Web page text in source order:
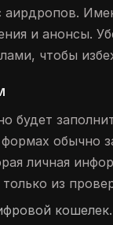
и анонсы.
чтобы
будет
обычно
личная
из
кошелек.